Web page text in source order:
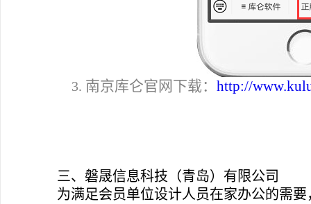
3. 南京库仑官网下载： http://
三、磐晟信息科技（青岛）有限公司
为满足会员单位设计人员在家办公的需